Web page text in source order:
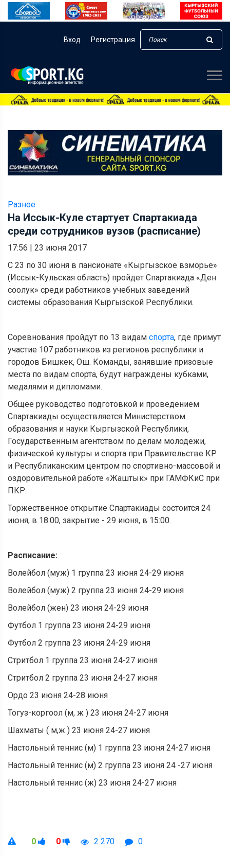
Вход Регистрация
Разное
На Иссык-Куле стартует Спартакиада
среди сотрудников вузов (расписание)
17:56 | 23 июня 2017
С 23 по 30 июня в пансионате «Кыргызское взморье»
(Иссык-Кульская область) пройдет Спартакиада «Ден
соолук» среди работников учебных заведений
системы образования Кыргызской Республики.
Соревнования пройдут по 13 видам спорта, где примут
участие 107 работников из регионов республики и
городов Бишкек, Ош. Команды, занявшие призовые
места по видам спорта, будут награждены кубками,
медалями и дипломами.
Общее руководство подготовкой и проведением
Спартакиады осуществляется Министерством
образования и науки Кыргызской Республики,
Государственным агентством по делам молодежи,
физической культуры и спорта при Правительстве КР
и Республиканским центром по спортивно-массовой и
оздоровительной работе «Жаштык» при ГАМФКиС при
ПКР.
Торжественное открытие Спартакиады состоится 24
июня, в 18.00, закрытие - 29 июня, в 15:00.
Расписание:
Волейбол (муж) 1 группа 23 июня 24-29 июня
Волейбол (муж) 2 группа 23 июня 24-29 июня
Волейбол (жен) 23 июня 24-29 июня
Футбол 1 группа 23 июня 24-29 июня
Футбол 2 группа 23 июня 24-29 июня
Стритбол 1 группа 23 июня 24-27 июня
Стритбол 2 группа 23 июня 24-27 июня
Ордо 23 июня 24-28 июня
Тогуз-коргоол (м, ж ) 23 июня 24-27 июня
Шахматы ( м,ж ) 23 июня 24-27 июня
Настольный теннис (м) 1 группа 23 июня 24-27 июня
Настольный теннис (м) 2 группа 23 июня 24 -27 июня
Настольный теннис (ж) 23 июня 24-27 июня
0 0 2 270 0